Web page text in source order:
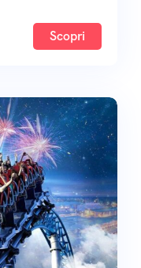
Scopri